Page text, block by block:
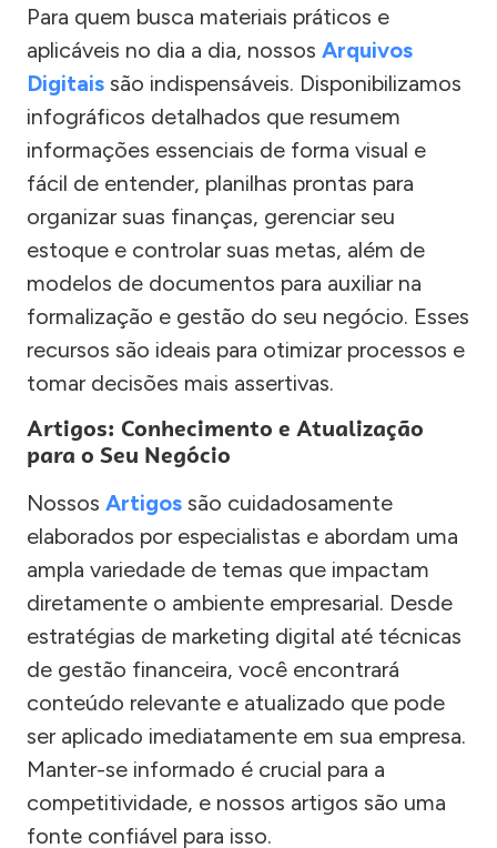
Para quem busca materiais práticos e
aplicáveis no dia a dia, nossos Arquivos
Digitais são indispensáveis. Disponibilizamos
infográficos detalhados que resumem
informações essenciais de forma visual e
fácil de entender, planilhas prontas para
organizar suas finanças, gerenciar seu
estoque e controlar suas metas, além de
modelos de documentos para auxiliar na
formalização e gestão do seu negócio. Esses
recursos são ideais para otimizar processos e
tomar decisões mais assertivas.
Artigos: Conhecimento e Atualização
para o Seu Negócio
Nossos Artigos são cuidadosamente
elaborados por especialistas e abordam uma
ampla variedade de temas que impactam
diretamente o ambiente empresarial. Desde
estratégias de marketing digital até técnicas
de gestão financeira, você encontrará
conteúdo relevante e atualizado que pode
ser aplicado imediatamente em sua empresa.
Manter-se informado é crucial para a
competitividade, e nossos artigos são uma
fonte confiável para isso.